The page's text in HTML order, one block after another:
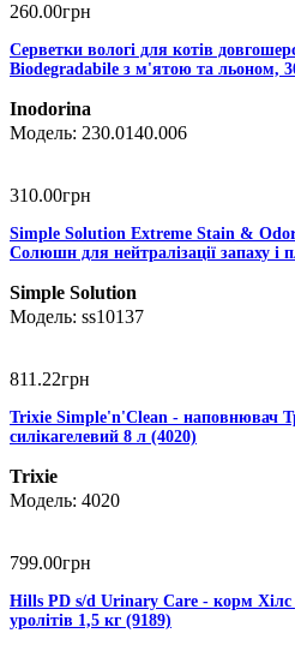
260.00грн
Серветки вологі для котів
Biodegradabile з м'ятою та льоном,
Inodorina
230.0140.006
310.00грн
Simple Solution Extreme Stain &
Солюшн для нейтралізації запаху і
Simple Solution
ss10137
811 .22грн
Trixie Simple'n'Clean - наповнювач
силікагелевий 8 л (4020)
Trixie
4020
799.00грн
Hills PD s/d Urinary Care - корм Хілс
уролітів 1,5 кг (9189)